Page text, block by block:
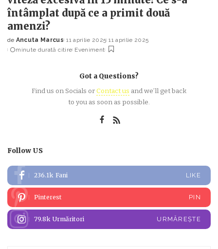
întâmplat după ce a primit două
amenzi?
Posted
by
de Ancuta Marcus 11 aprilie 2025 11 aprilie 2025
minute durată citire Eveniment
Got a Questions?
Find us on Socials orContact us and we’ll get back
to you as soon as possible.
Follow US
236.1k Fani LIKE
Pinterest PIN
79.8k Urmăritori URMĂREȘTE